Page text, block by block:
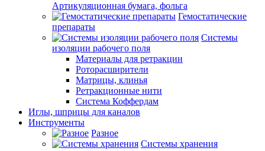
Артикуляционная бумага, фольга
Гемостатические
препараты
Системы
изоляции рабочего поля
Материалы для ретракции
Роторасширители
Матрицы, клинья
Ретракционные нити
Система Коффердам
Иглы, шприцы для каналов
Инструменты
Разное
Системы хранения